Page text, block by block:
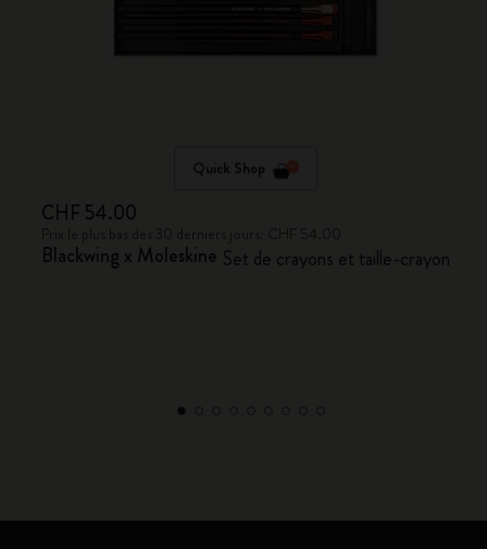
Quick Shop
CHF 54.00
Blackwing x Moleskine Set de crayons et taille-crayon